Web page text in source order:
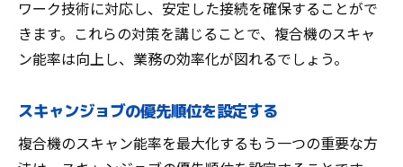
ワーク技術に対応し、安定した接続を確保することがで
きます。これらの対策を講じることで、複合機のスキャ
ン能率は向上し、業務の効率化が図れるでしょう。
スキャンジョブの優先順位を設定する
複合機のスキャン能率を最大化するもう一つの重要な方